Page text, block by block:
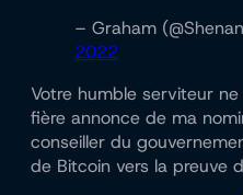
– Graham
2022
Votre humble serviteur
fière annonce de ma
conseiller du
de Bitcoin vers la preuve